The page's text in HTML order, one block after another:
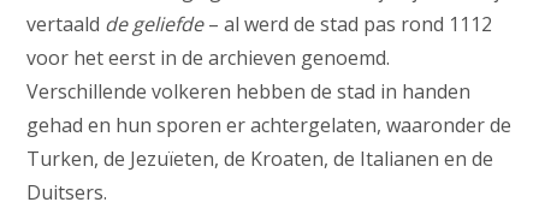
vertaald de geliefde– al werd de stad pas rond 1112
voor het eerst in de archieven genoemd.
Verschillende volkeren hebben de stad in handen
gehad en hun sporen er achtergelaten, waaronder de
Turken, de Jezuïeten, de Kroaten, de Italianen en de
Duitsers.